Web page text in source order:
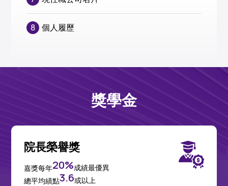
8 個人履歷
獎學金
院長榮譽獎
嘉獎每年20%成績最優異
總平均績點3.6或以上